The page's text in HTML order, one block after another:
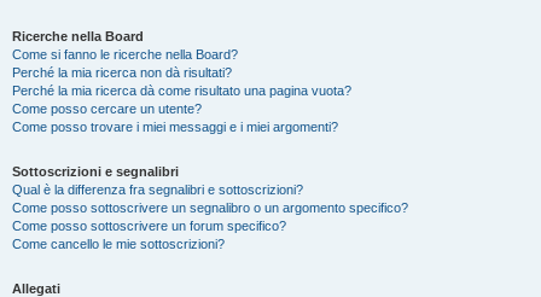
Ricerche nella Board
Come si fanno le ricerche nella Board?
Perché la mia ricerca non dà risultati?
Perché la mia ricerca dà come risultato una pagina vuota?
Come posso cercare un utente?
Come posso trovare i miei messaggi e i miei argomenti?
Sottoscrizioni e segnalibri
Qual è la differenza fra segnalibri e sottoscrizioni?
Come posso sottoscrivere un segnalibro o un argomento specifico?
Come posso sottoscrivere un forum specifico?
Come cancello le mie sottoscrizioni?
Allegati